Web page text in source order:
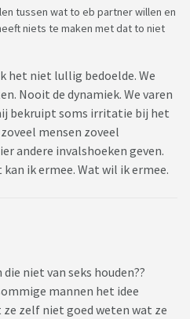
tussen wat to eb partner willen en
niets te maken met dat to niet
het niet lullig bedoelde. We
Nooit de dynamiek. We varen
bekruipt soms irritatie bij het
mensen zoveel
andere invalshoeken geven.
ik ermee. Wat wil ik ermee.
niet van seks houden??
mannen het idee
zelf niet goed weten wat ze